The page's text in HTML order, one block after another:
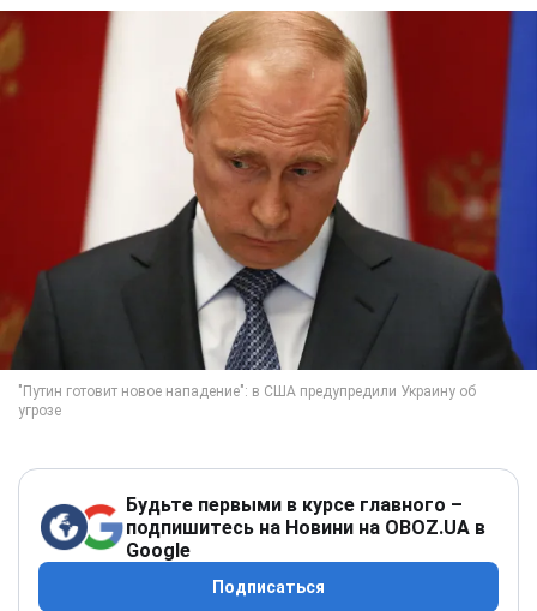
Будьте первыми в курсе главного –
подпишитесь на Новини на OBOZ.UA в
Google
Подписаться